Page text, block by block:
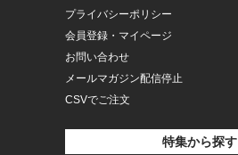
プライバシーポリシー
会員登録・マイページ
お問い合わせ
メールマガジン配信停止
CSVでご注文
特集から探す